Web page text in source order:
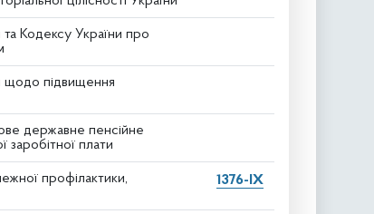
Кодексу України про
щодо підвищення
державне пенсійне
заробітної плати
профілактики,
1376-IX